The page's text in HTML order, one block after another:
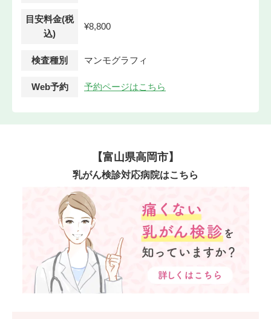
目安料金(税
込)
¥8,800
検査種別 マンモグラフィ
Web予約 予約ページはこちら
【富山県高岡市】
乳がん検診対応病院はこちら